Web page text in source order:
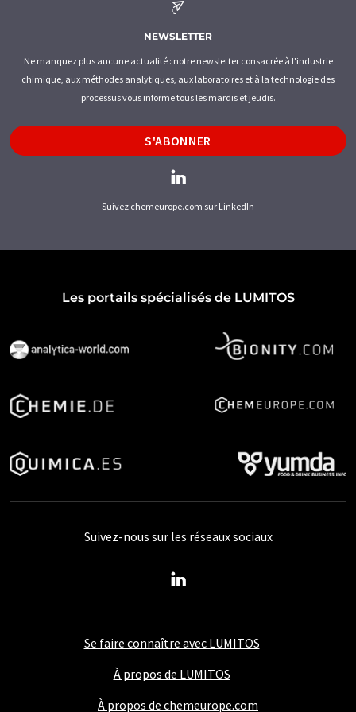
NEWSLETTER
Ne manquez plus aucune actualité : notre newsletter consacrée à l'industrie
chimique, aux méthodes analytiques, aux laboratoires et à la technologie des
processus vous informe tous les mardis et jeudis.
S'ABONNER
Suivez chemeurope.com sur LinkedIn
Les portails spécialisés de LUMITOS
Se faire connaître avec LUMITOS
À propos de LUMITOS
À propos de chemeurope.com
Suivez-nous sur les réseaux sociaux